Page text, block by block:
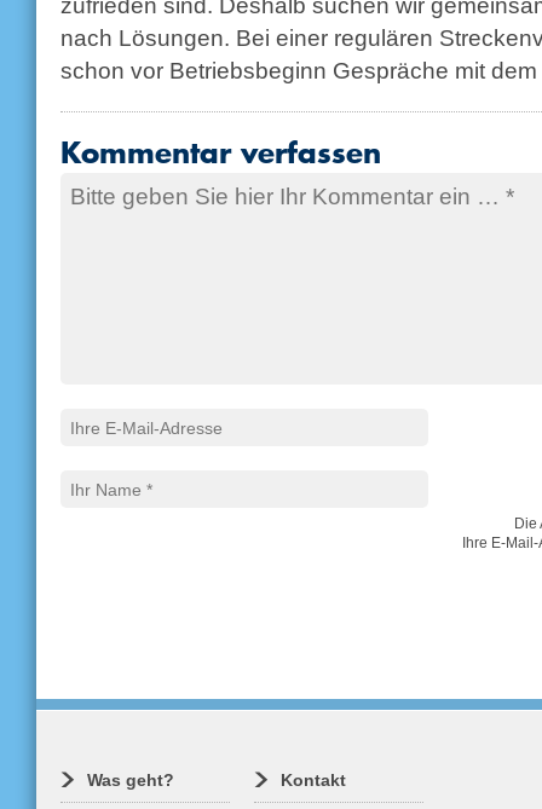
nach Lösungen. Bei einer regulären
schon vor Betriebsbeginn Gespräche mit
Kommentar verfassen
Die
Ihre E-
Was geht? Kontakt